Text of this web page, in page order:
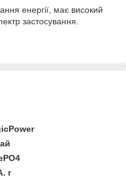
енергії, має високий
застосування.
г